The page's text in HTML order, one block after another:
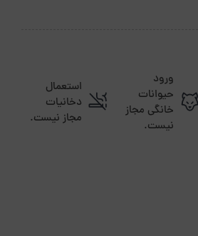
ورود
حیوانات
خانگی مجاز
نیست.
استعمال
دخانیات
مجاز نیست.